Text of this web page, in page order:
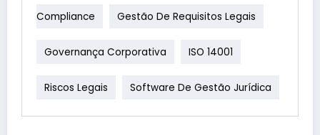
Compliance Gestão De Requisitos Legais
Governança Corporativa ISO 14001
Riscos Legais Software De Gestão Jurídica